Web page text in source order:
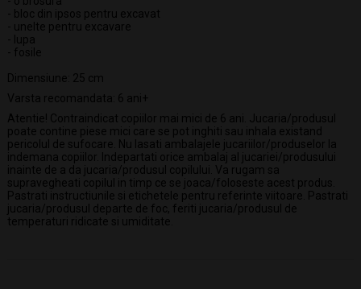
- bloc din ipsos pentru excavat
- unelte pentru excavare
- lupa
- fosile
Dimensiune: 25 cm
Varsta recomandata: 6 ani+
Atentie! Contraindicat copiilor mai mici de 6 ani. Jucaria/produsul
poate contine piese mici care se pot inghiti sau inhala existand
pericolul de sufocare. Nu lasati ambalajele jucariilor/produselor la
indemana copiilor. Indepartati orice ambalaj al jucariei/produsului
inainte de a da jucaria/produsul copilului. Va rugam sa
supravegheati copilul in timp ce se joaca/foloseste acest produs.
Pastrati instructiunile si etichetele pentru referinte viitoare. Pastrati
jucaria/produsul departe de foc, feriti jucaria/produsul de
temperaturi ridicate si umiditate.